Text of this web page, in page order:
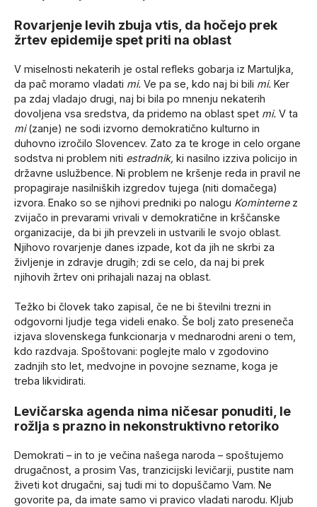
Rovarjenje levih zbuja vtis, da hočejo prek
žrtev epidemije spet priti na oblast
V miselnosti nekaterih je ostal refleks gobarja iz Martuljka,
da pač moramo vladati mi. Ve pa se, kdo naj bi bili mi. Ker
pa zdaj vladajo drugi, naj bi bila po mnenju nekaterih
dovoljena vsa sredstva, da pridemo na oblast spet mi. V ta
mi(zanje) ne sodi izvorno demokratično kulturno in
duhovno izročilo Slovencev. Zato za te kroge in celo organe
sodstva ni problem niti estradnik, ki nasilno izziva policijo in
državne uslužbence. Ni problem ne kršenje reda in pravil ne
propagiraje nasilniških izgredov tujega (niti domačega)
izvora. Enako so se njihovi predniki po nalogu Kominternez
zvijačo in prevarami vrivali v demokratične in krščanske
organizacije, da bi jih prevzeli in ustvarili le svojo oblast.
Njihovo rovarjenje danes izpade, kot da jih ne skrbi za
življenje in zdravje drugih; zdi se celo, da naj bi prek
njihovih žrtev oni prihajali nazaj na oblast.
Težko bi človek tako zapisal, če ne bi številni trezni in
odgovorni ljudje tega videli enako. Še bolj zato preseneča
izjava slovenskega funkcionarja v mednarodni areni o tem,
kdo razdvaja. Spoštovani: poglejte malo v zgodovino
zadnjih sto let, medvojne in povojne sezname, koga je
treba likvidirati.
Levičarska agenda nima ničesar ponuditi, le
rožlja s prazno in nekonstruktivno retoriko
Demokrati – in to je večina našega naroda – spoštujemo
drugačnost, a prosim Vas, tranzicijski levičarji, pustite nam
živeti kot drugačni, saj tudi mi to dopuščamo Vam. Ne
govorite pa, da imate samo vi pravico vladati narodu. Kljub